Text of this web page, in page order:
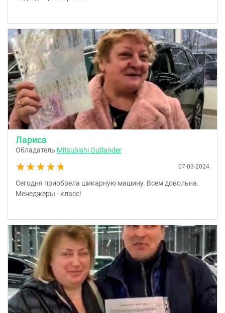
Лариса
Обладатель Mitsubishi Outlander
★★★★★
★★★★★ 07-03-2024
Сегодня приобрела шикарную машину. Всем довольна.
Менеджеры - класс!